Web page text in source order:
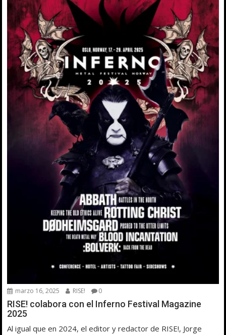
marzo 16, 2025 RISE! 0
RISE! colabora con el Inferno Festival Magazine
2025
Al igual que en 2024, el editor y redactor de RISE!, Jorge